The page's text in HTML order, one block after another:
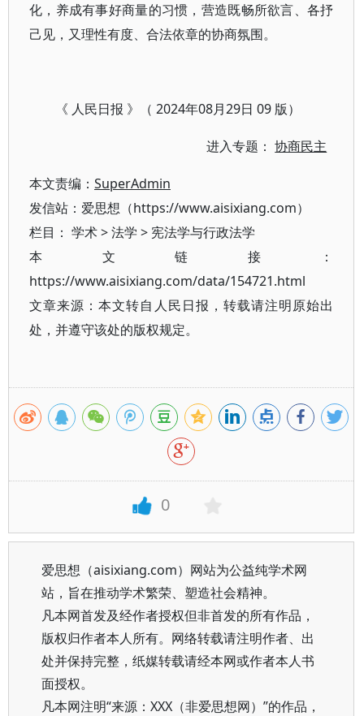
化，养成有事好商量的习惯，营造既畅所欲言、各抒
己见，又理性有度、合法依章的协商氛围。
《 人民日报 》（ 2024年08月29日 09 版）
进入专题：协商民主
本文责编： SuperAdmin
发信站：爱思想（https://www.aisixiang.com）
栏目： 学术>法学 > 宪法学与行政法学
本文链接：
https://www.aisixiang.com/data/154721.html
文章来源：本文转自人民日报，转载请注明原始出
处，并遵守该处的版权规定。
0
爱思想（aisixiang.com）网站为公益纯学术网
站，旨在推动学术繁荣、塑造社会精神。
凡本网首发及经作者授权但非首发的所有作品，
版权归作者本人所有。网络转载请注明作者、出
处并保持完整，纸媒转载请经本网或作者本人书
面授权。
凡本网注明“来源：XXX（非爱思想网）”的作品，